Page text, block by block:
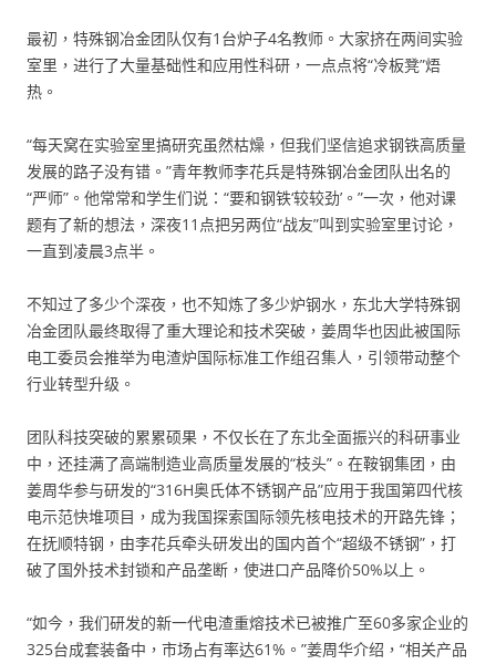
最初，特殊钢冶金团队仅有1台炉子4名教师。大家挤在两间实验
室里，进行了大量基础性和应用性科研，一点点将“冷板凳”焐
热。
“每天窝在实验室里搞研究虽然枯燥，但我们坚信追求钢铁高质量
发展的路子没有错。”青年教师李花兵是特殊钢冶金团队出名的
“严师”。他常常和学生们说：“要和钢铁‘较较劲’。”一次，他对课
题有了新的想法，深夜11点把另两位“战友”叫到实验室里讨论，
一直到凌晨3点半。
不知过了多少个深夜，也不知炼了多少炉钢水，东北大学特殊钢
冶金团队最终取得了重大理论和技术突破，姜周华也因此被国际
电工委员会推举为电渣炉国际标准工作组召集人，引领带动整个
行业转型升级。
团队科技突破的累累硕果，不仅长在了东北全面振兴的科研事业
中，还挂满了高端制造业高质量发展的“枝头”。在鞍钢集团，由
姜周华参与研发的“316H奥氏体不锈钢产品”应用于我国第四代核
电示范快堆项目，成为我国探索国际领先核电技术的开路先锋；
在抚顺特钢，由李花兵牵头研发出的国内首个“超级不锈钢”，打
破了国外技术封锁和产品垄断，使进口产品降价50%以上。
“如今，我们研发的新一代电渣重熔技术已被推广至60多家企业的
325台成套装备中，市场占有率达61%。”姜周华介绍，“相关产品